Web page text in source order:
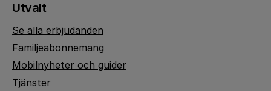
Utvalt
Se alla erbjudanden
Familjeabonnemang
Mobilnyheter och guider
Tjänster